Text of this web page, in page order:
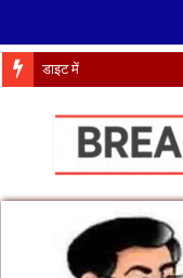
डाइट में IRISE कार्यशाला का